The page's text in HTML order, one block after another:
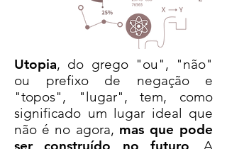
​Utopia, do grego "ou", "não"
ou prefixo de negação e
"topos", "lugar", tem, como
significado um lugar ideal que
não é no agora, mas que pode